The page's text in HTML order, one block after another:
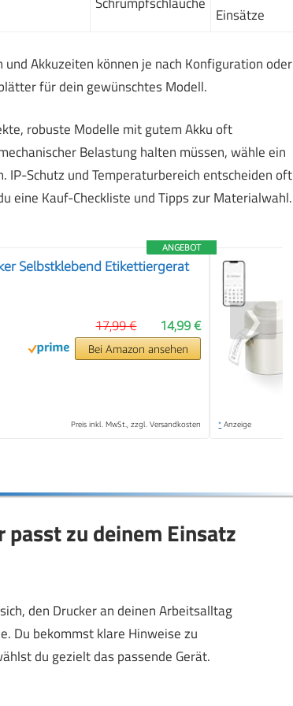
Einsätze
Akkuzeiten können je nach Konfiguration oder
für dein gewünschtes Modell.
robuste Modelle mit gutem Akku oft
Belastung halten müssen, wähle ein
Schutz und Temperaturbereich entscheiden oft
eine Kauf-Checkliste und Tipps zur Materialwahl.
ANGEBOT
Selbstklebend Etikettiergerat
14,99 €
17,99 €
Bei Amazon ansehen
Preis inkl. MwSt., zzgl. Versandkosten * Anzeige
❯
zu deinem Einsatz
den Drucker an deinen Arbeitsalltag
Du bekommst klare Hinweise zu
du gezielt das passende Gerät.